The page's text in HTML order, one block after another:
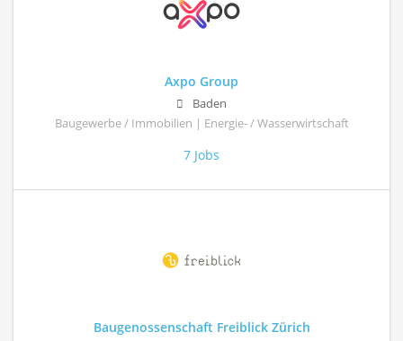
Axpo Group
Baden
Baugewerbe / Immobilien | Energie- / Wasserwirtschaft
7 Jobs
Baugenossenschaft Freiblick Zürich